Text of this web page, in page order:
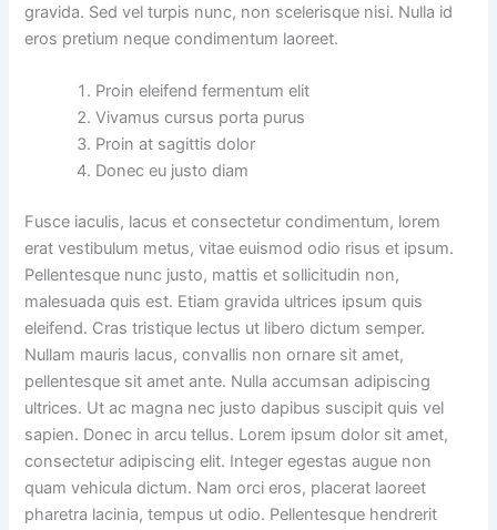
gravida. Sed vel turpis nunc, non scelerisque nisi. Nulla id
eros pretium neque condimentum laoreet.
Proin eleifend fermentum elit
Vivamus cursus porta purus
Proin at sagittis dolor
Donec eu justo diam
Fusce iaculis, lacus et consectetur condimentum, lorem
erat vestibulum metus, vitae euismod odio risus et ipsum.
Pellentesque nunc justo, mattis et sollicitudin non,
malesuada quis est. Etiam gravida ultrices ipsum quis
eleifend. Cras tristique lectus ut libero dictum semper.
Nullam mauris lacus, convallis non ornare sit amet,
pellentesque sit amet ante. Nulla accumsan adipiscing
ultrices. Ut ac magna nec justo dapibus suscipit quis vel
sapien. Donec in arcu tellus. Lorem ipsum dolor sit amet,
consectetur adipiscing elit. Integer egestas augue non
quam vehicula dictum. Nam orci eros, placerat laoreet
pharetra lacinia, tempus ut odio. Pellentesque hendrerit